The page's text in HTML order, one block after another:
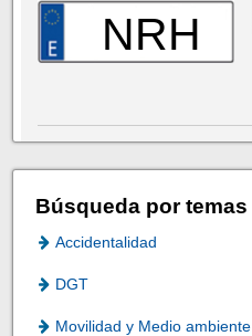
NRH
Búsqueda por temas
Accidentalidad
DGT
Movilidad y Medio ambiente